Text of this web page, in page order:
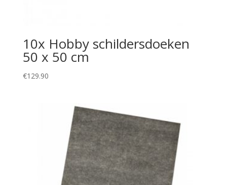
10x Hobby schildersdoeken
50 x 50 cm
€129.90